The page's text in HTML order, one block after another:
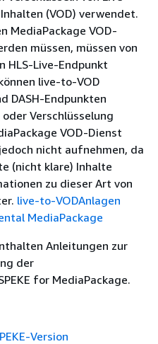
(VOD) verwendet.
MediaPackage VOD-
müssen, müssen von
HLS-Live-Endpunkt
live-to-VOD
DASH-Endpunkten
Verschlüsselung
VOD-Dienst
nicht aufnehmen, da
(nicht klare) Inhalte
zu dieser Art von
live-to-VODAnlagen
MediaPackage
Anleitungen zur
der
for MediaPackage.
Version